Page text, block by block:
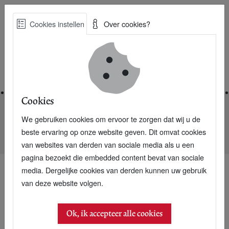
Skip
Best Practices voor een duurzame toekomst
Nieuwsarchief
Nederlanders overtuigd van eigen positieve invloed op klimaat
25 juni 2021
Nederlanders overtuigd
Cookies instellen Over cookies?
Cookies
We gebruiken cookies om ervoor te zorgen dat wij u de
beste ervaring op onze website geven. Dit omvat cookies
van websites van derden van sociale media als u een
pagina bezoekt die embedded content bevat van sociale
media. Dergelijke cookies van derden kunnen uw gebruik
van deze website volgen.
Ok, ik accepteer alle cookies